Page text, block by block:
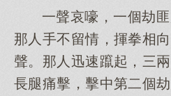
一聲哀嚎，一個劫
那人手不留情，揮拳相
聲。那人迅速躥起，三
長腿痛擊，擊中第二個